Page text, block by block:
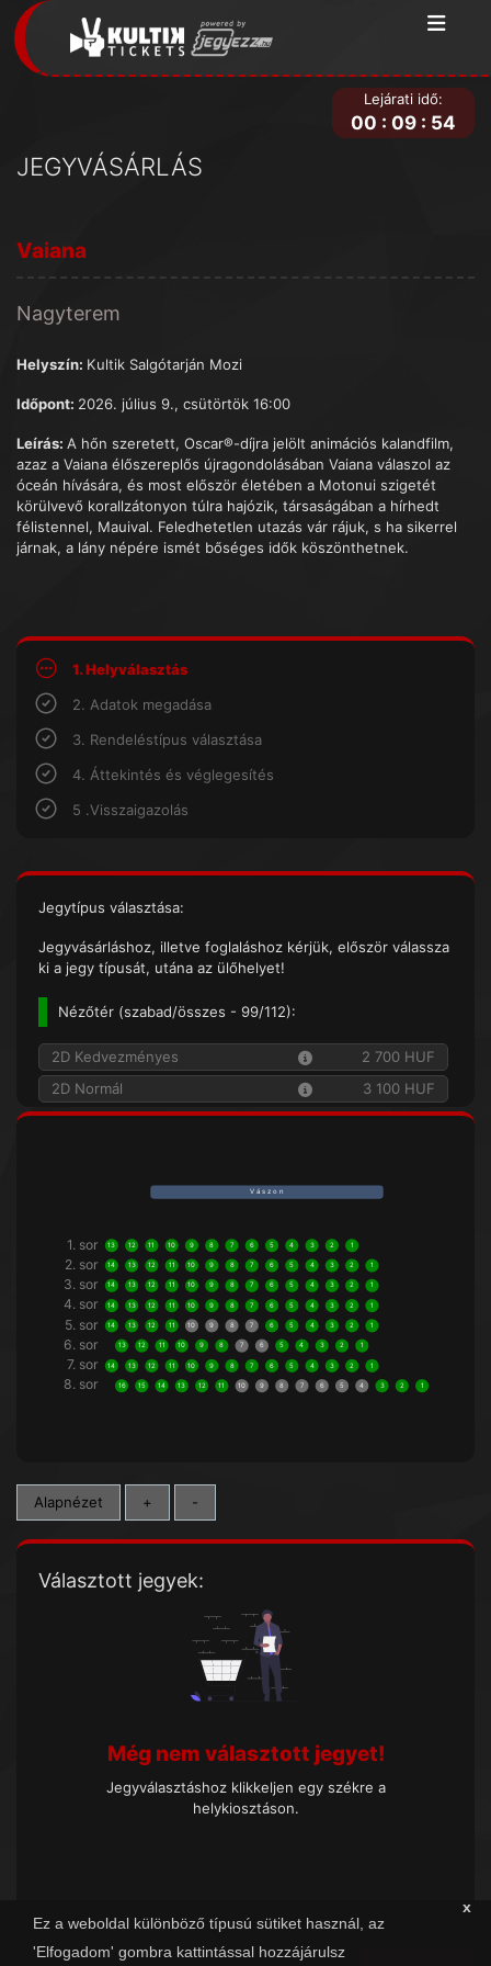
x
Ez a weboldal különböző típusú sütiket használ, az
'Elfogadom' gombra kattintással hozzájárulsz
JEGYVÁSÁRLÁS
Lejárati idő:
00 : 09 : 54
Vaiana
Nagyterem
Helyszín: Kultik Salgótarján Mozi
Időpont: 2026. július 9., csütörtök 16:00
Leírás: A hőn szeretett, Oscar®-díjra jelölt animációs kalandfilm,
azaz a Vaiana élőszereplős újragondolásában Vaiana válaszol az
óceán hívására, és most először életében a Motonui szigetét
körülvevő korallzátonyon túlra hajózik, társaságában a hírhedt
félistennel, Mauival. Feledhetetlen utazás vár rájuk, s ha sikerrel
járnak, a lány népére ismét bőséges idők köszönthetnek.
1. Helyválasztás
2. Adatok megadása
3. Rendeléstípus választása
4. Áttekintés és véglegesítés
5 .Visszaigazolás
Jegytípus választása:
Jegyvásárláshoz, illetve foglaláshoz kérjük, először válassza
ki a jegy típusát, utána az ülőhelyet!
Nézőtér (szabad/összes - 99/112):
2D Kedvezményes
2 700 HUF
2D Normál
3 100 HUF
V á s z o n
1. sor 13 12 11 10 9 8 7 6 5 4 3 2 1
2. sor 14 13 12 11 10 9 8 7 6 5 4 3 2 1
3. sor 14 13 12 11 10 9 8 7 6 5 4 3 2 1
4. sor 14 13 12 11 10 9 8 7 6 5 4 3 2 1
5. sor 14 13 12 11 10 9 8 7 6 5 4 3 2 1
6. sor 13 12 11 10 9 8 7 6 5 4 3 2 1
7. sor 14 13 12 11 10 9 8 7 6 5 4 3 2 1
8. sor 16 15 14 13 12 11 10 9 8 7 6 5 4 3 2 1
Alapnézet + -
Választott jegyek:
Még nem választott jegyet!
Jegyválasztáshoz klikkeljen egy székre a
helykiosztáson.